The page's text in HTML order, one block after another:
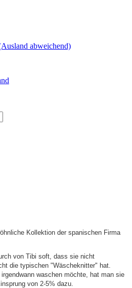
abweichend)
Kollektion der spanischen Firma
von Tibi soft, dass sie nicht
die typischen "Wäscheknitter" hat.
waschen möchte, hat man sie
von 2-5% dazu.